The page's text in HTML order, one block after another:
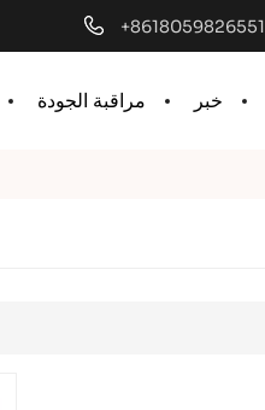
+8618059826551
مراقبة الجودة خبر